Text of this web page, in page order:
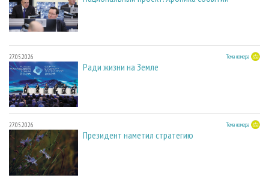
27.05.2026 Тема номера
Ради жизни на Земле
27.05.2026 Тема номера
Президент наметил стратегию